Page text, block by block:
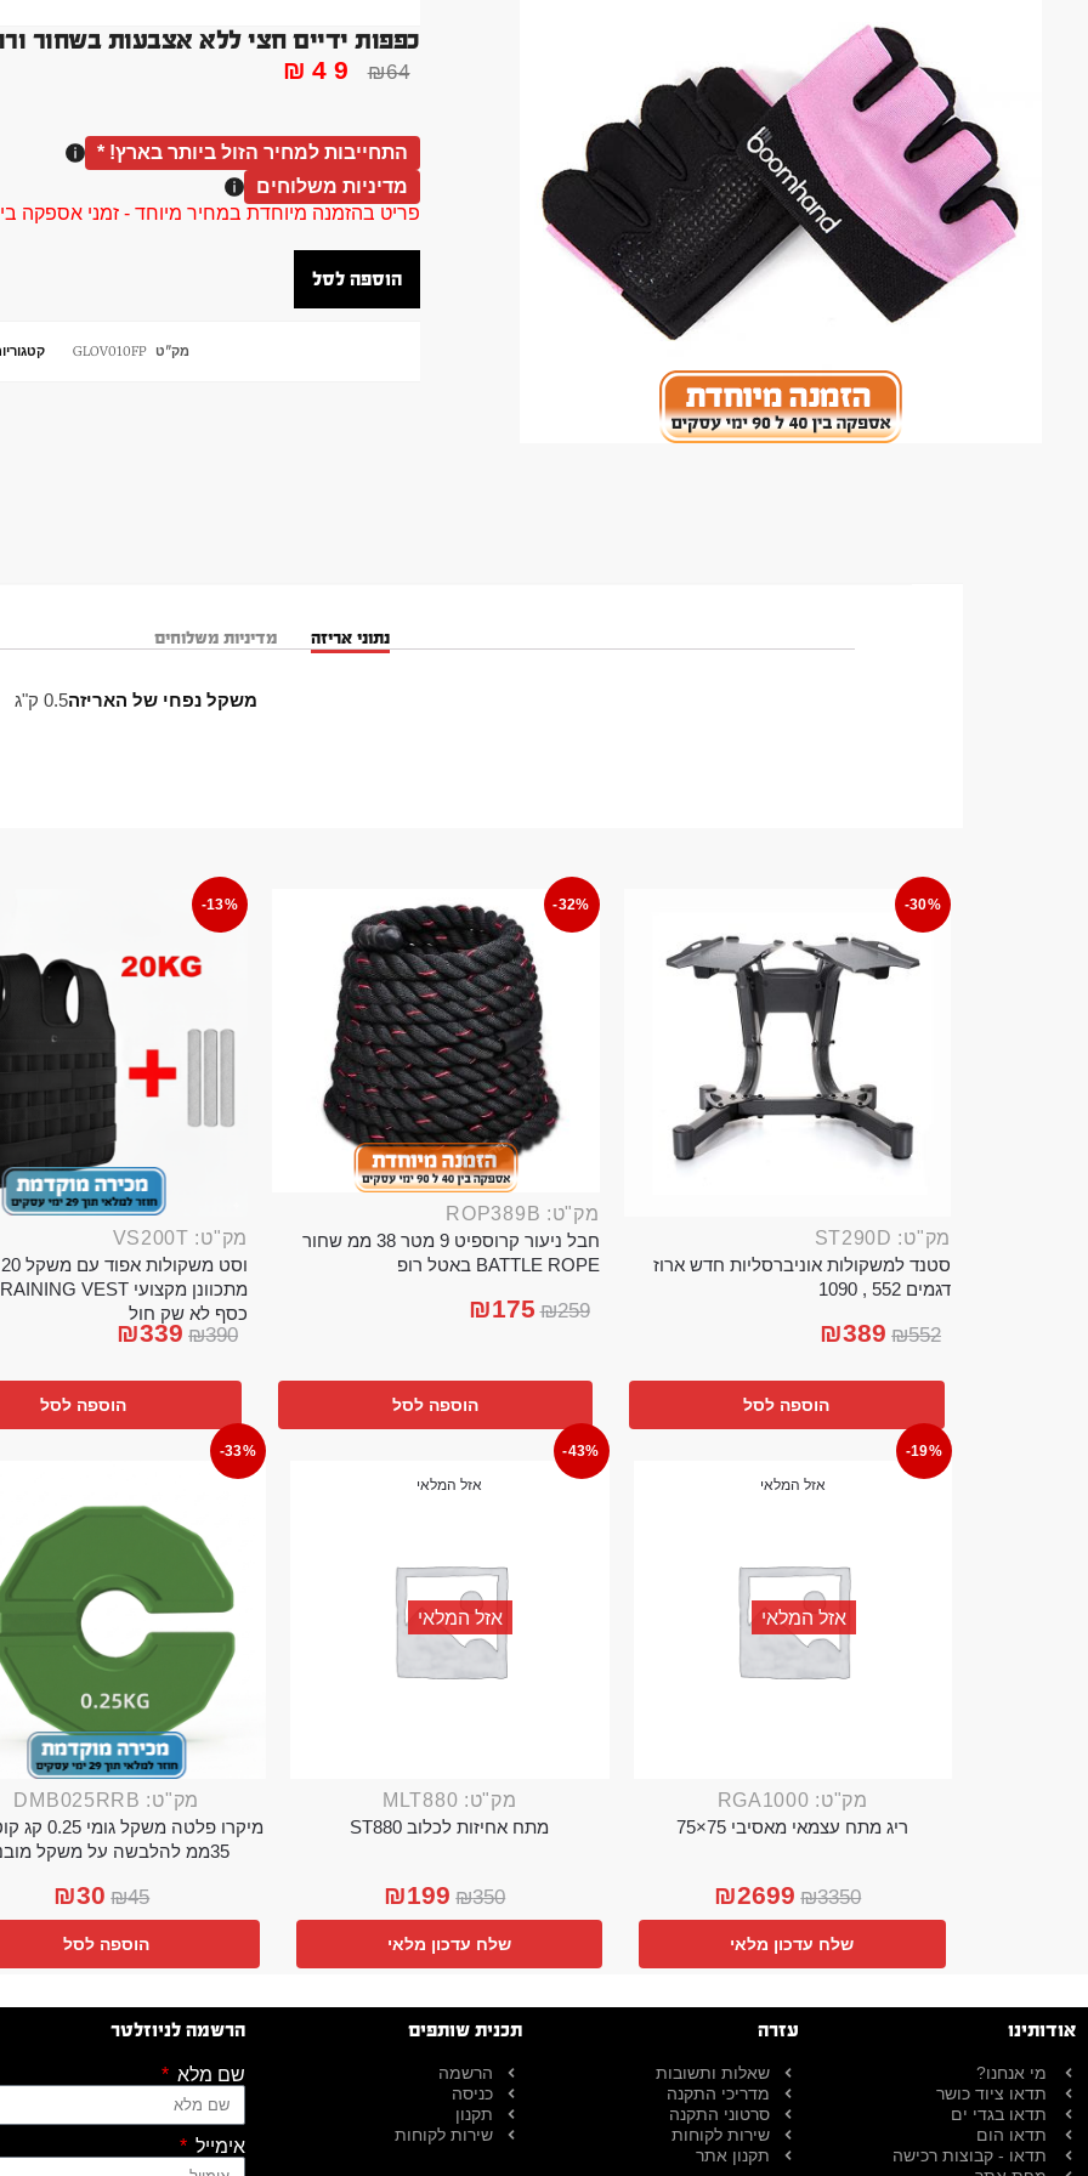
כפפות ידיים חצי ללא אצבעות בשחור
₪64
₪49
התחייבות למחיר הזול ביותר בארץ! *
מדיניות משלוחים
פריט בהזמנה מיוחדת במחיר מיוחד - זמני אספקה בין 40 ל 90 ימי עסקים צור קשר
הוספה לסל
מק"ט GLOV010FP
נתוני אריזה מדיניות משלוחים
משקל נפחי של האריזה0.5 ק"ג
-30%
מק"ט: ST290D
סטנד למשקולות אוניברסליות חדש ארוז
דגמים 552 , 1090
₪552
₪389
הוספה לסל
-32%
מק"ט: ROP389B
חבל ניעור קרוספיט 9 מטר 38 ממ שחור
BATTLE ROPE באטל רופ
₪259
₪175
הוספה לסל
-13%
מק"ט: VS200T
כסף לא שק חול
₪390
₪339
הוספה לסל
-19%
אזל המלאי
אזל המלאי
מק"ט: RGA1000
ריג מתח עצמאי מאסיבי 75×75
₪3350
₪2699
שלח עדכון מלאי
-43%
אזל המלאי
אזל המלאי
מק"ט: MLT880
מתח אחיזות לכלוב ST880
₪350
₪199
שלח עדכון מלאי
-33%
מק"ט: DMB025RRB
מיקרו פלטה
35ממ להלבשה על משקל מובנה
₪45
₪30
הוספה לסל
אודותינו
מי אנחנו?
תדאו ציוד כושר
תדאו בגדי ים
תדאו הום
תדאו - קבוצות רכישה
עזרה
שאלות ותשובות
מדריכי התקנה
סרטוני התקנה
שירות לקוחות
תקנון אתר
תכנית שותפים
הרשמה
כניסה
תקנון
שירות לקוחות
הרשמה לניוזלטר
שם מלא
אימייל